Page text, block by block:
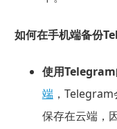
如何在手机端备份
使用
端，Telegram
保存在云端，